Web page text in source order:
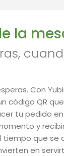
la
Con
código QR
tu pedido
y
tiempo que se
en